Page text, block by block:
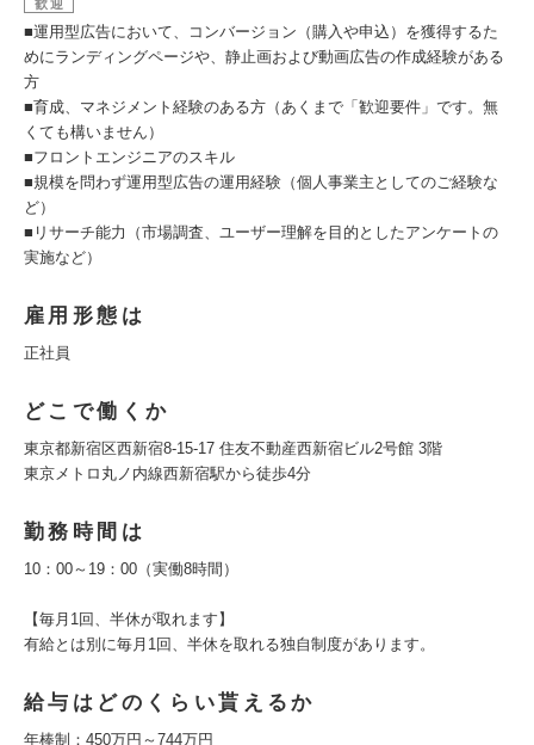
歓迎
■運用型広告において、コンバージョン（購入や申込）を獲得するた
めにランディングページや、静止画および動画広告の作成経験がある
方
■育成、マネジメント経験のある方（あくまで「歓迎要件」です。無
くても構いません）
■フロントエンジニアのスキル
■規模を問わず運用型広告の運用経験（個人事業主としてのご経験な
ど）
■リサーチ能力（市場調査、ユーザー理解を目的としたアンケートの
実施など）
雇用形態は
正社員
どこで働くか
東京都新宿区西新宿8-15-17 住友不動産西新宿ビル2号館 3階
東京メトロ丸ノ内線西新宿駅から徒歩4分
勤務時間は
10：00～19：00（実働8時間）
【毎月1回、半休が取れます】
有給とは別に毎月1回、半休を取れる独自制度があります。
給与はどのくらい貰えるか
年棒制：450万円～744万円